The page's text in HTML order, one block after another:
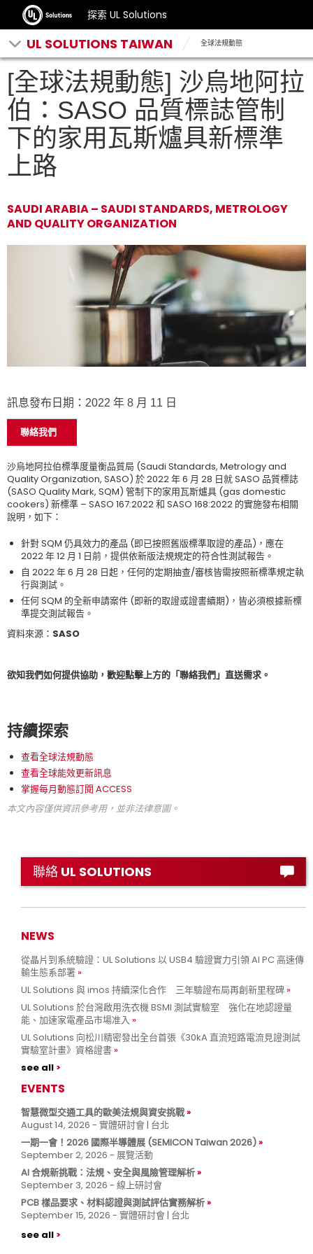
探索 UL Solutions
UL SOLUTIONS TAIWAN 全球法規動態
[全球法規動態] 沙烏地阿拉
伯：SASO 品質標誌管制
下的家用瓦斯爐具新標準
上路
SAUDI ARABIA – SAUDI STANDARDS, METROLOGY
AND QUALITY ORGANIZATION
訊息發布日期：2022 年 8 月 11 日
聯絡我們
沙烏地阿拉伯標準度量衡品質局 (Saudi Standards, Metrology and
Quality Organization, SASO) 於 2022 年 6 月 28 日就 SASO 品質標誌
(SASO Quality Mark, SQM) 管制下的家用瓦斯爐具 (gas domestic
cookers) 新標準 – SASO 167:2022 和 SASO 168:2022 的實施發布相關
說明，如下：
針對 SQM 仍具效力的產品 (即已按照舊版標準取證的產品)，應在
2022 年 12 月 1 日前，提供依新版法規規定的符合性測試報告。
自 2022 年 6 月 28 日起，任何的定期抽查/審核皆需按照新標準規定執
行與測試。
任何 SQM 的全新申請案件 (即新的取證或證書續期)，皆必須根據新標
準提交測試報告。
資料來源：SASO
欲知我們如何提供協助，歡迎點擊上方的「聯絡我們」直送需求。
持續探索
查看全球法規動態
查看全球能效更新訊息
掌握每月動態訂閱 ACCESS
本文內容僅供資訊參考用，並非法律意圖。
聯絡 UL SOLUTIONS
NEWS
從晶片到系統驗證：UL Solutions 以 USB4 驗證實力引領 AI PC 高速傳
輸生態系部署
UL Solutions 與 imos 持續深化合作 三年驗證布局再創新里程碑
UL Solutions 於台灣啟用洗衣機 BSMI 測試實驗室 強化在地認證量
能、加速家電產品市場准入
UL Solutions 向松川精密發出全台首張《30kA 直流短路電流見證測試
實驗室計畫》資格證書
see all
EVENTS
智慧微型交通工具的歐美法規與資安挑戰
August 14, 2026 - 實體研討會 | 台北
一期一會！2026 國際半導體展 (SEMICON Taiwan 2026)
September 2, 2026 - 展覽活動
AI 合規新挑戰：法規、安全與風險管理解析
September 3, 2026 - 線上研討會
PCB 樣品要求、材料認證與測試評估實務解析
September 15, 2026 - 實體研討會 | 台北
see all